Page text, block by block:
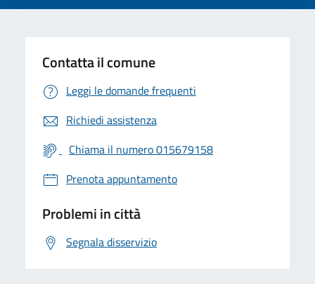
Contatta il comune
Leggi le domande frequenti
Richiedi assistenza
Chiama il numero 015679158
Prenota appuntamento
Problemi in città
Segnala disservizio